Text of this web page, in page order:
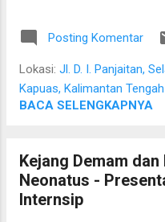
Posting Komentar
Lokasi: Jl. D. I. Panjaitan,
Kapuas, Kalimantan
BACA SELENGKAPNYA
Kejang Demam
Neonatus -
Internsip